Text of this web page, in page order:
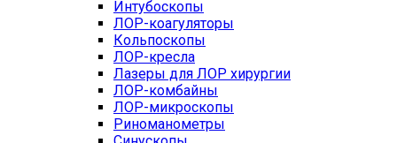
Интубоскопы
ЛОР-коагуляторы
Кольпоскопы
ЛОР-кресла
Лазеры для ЛОР хирургии
ЛОР-комбайны
ЛОР-микроскопы
Риноманометры